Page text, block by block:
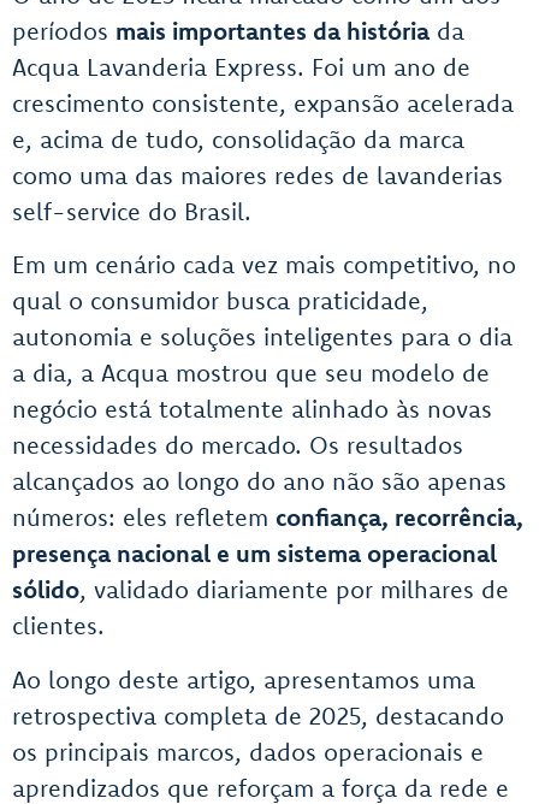
períodos mais importantes da história da
Acqua Lavanderia Express. Foi um ano de
crescimento consistente, expansão acelerada
e, acima de tudo, consolidação da marca
como uma das maiores redes de lavanderias
self-service do Brasil.
Em um cenário cada vez mais competitivo, no
qual o consumidor busca praticidade,
autonomia e soluções inteligentes para o dia
a dia, a Acqua mostrou que seu modelo de
negócio está totalmente alinhado às novas
necessidades do mercado. Os resultados
alcançados ao longo do ano não são apenas
números: eles refletem confiança, recorrência,
presença nacional e um sistema operacional
sólido, validado diariamente por milhares de
clientes.
Ao longo deste artigo, apresentamos uma
retrospectiva completa de 2025, destacando
os principais marcos, dados operacionais e
aprendizados que reforçam a força da rede e